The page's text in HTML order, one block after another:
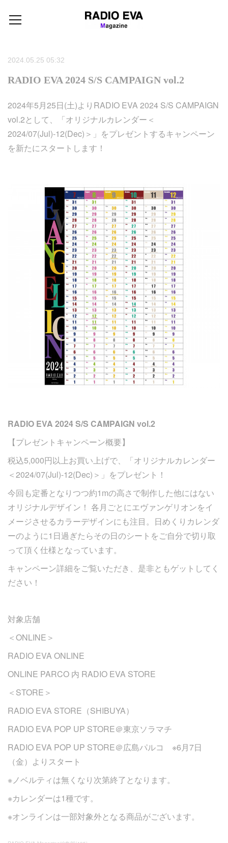
2024.05.25 05:32
RADIO EVA 2024 S/S CAMPAIGN vol.2
2024年5月25日(土)よりRADIO EVA 2024 S/S CAMPAIGN
vol.2として、「オリジナルカレンダー＜
2024/07(Jul)-12(Dec)＞」をプレゼントするキャンペーン
を新たにスタートします！
RADIO EVA 2024 S/S CAMPAIGN vol.2
【プレゼントキャンペーン概要】
税込5,000円以上お買い上げで、「オリジナルカレンダー
＜2024/07(Jul)-12(Dec)＞」をプレゼント！
今回も定番となりつつ約1mの高さで制作した他にはない
オリジナルデザイン！ 各月ごとにエヴァンゲリオンをイ
メージさせるカラーデザインにも注目。日めくりカレンダ
ーのように1日過ぎたらその日のシートをご自分で切り取
って頂く仕様となっています。
キャンペーン詳細をご覧いただき、是非ともゲットしてく
ださい！
対象店舗
＜ONLINE＞
RADIO EVA ONLINE
ONLINE PARCO 内 RADIO EVA STORE
＜STORE＞
RADIO EVA STORE（SHIBUYA）
RADIO EVA POP UP STORE＠東京ソラマチ
RADIO EVA POP UP STORE＠広島パルコ ※6月7日
（金）よりスタート
※ノベルティは無くなり次第終了となります。
※カレンダーは1種です。
※オンラインは一部対象外となる商品がございます。